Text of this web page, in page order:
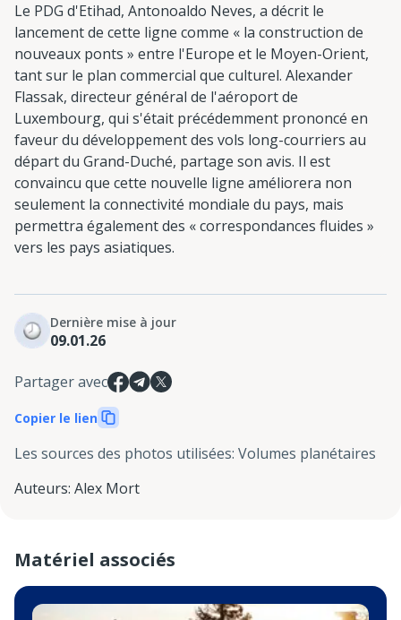
Le PDG d'Etihad, Antonoaldo Neves, a décrit le
lancement de cette ligne comme « la construction de
nouveaux ponts » entre l'Europe et le Moyen-Orient,
tant sur le plan commercial que culturel. Alexander
Flassak, directeur général de l'aéroport de
Luxembourg, qui s'était précédemment prononcé en
faveur du développement des vols long-courriers au
départ du Grand-Duché, partage son avis. Il est
convaincu que cette nouvelle ligne améliorera non
seulement la connectivité mondiale du pays, mais
permettra également des « correspondances fluides »
vers les pays asiatiques.
Dernière mise à jour
09.01.26
Partager avec
Copier le lien
Les sources des photos utilisées: Volumes planétaires
Auteurs: Alex Mort
Matériel associés